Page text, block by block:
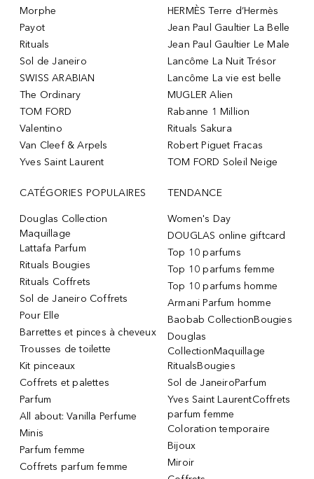
Morphe
Payot
Rituals
Sol de Janeiro
SWISS ARABIAN
The Ordinary
TOM FORD
Valentino
Van Cleef & Arpels
Yves Saint Laurent
HERMÈS Terre d’Hermès
Jean Paul Gaultier La Belle
Jean Paul Gaultier Le Male
Lancôme La Nuit Trésor
Lancôme La vie est belle
MUGLER Alien
Rabanne 1 Million
Rituals Sakura
Robert Piguet Fracas
TOM FORD Soleil Neige
CATÉGORIES POPULAIRES
Douglas Collection
Maquillage
Lattafa Parfum
Rituals Bougies
Rituals Coffrets
Sol de Janeiro Coffrets
Pour Elle
Barrettes et pinces à cheveux
Trousses de toilette
Kit pinceaux
Coffrets et palettes
Parfum
All about: Vanilla Perfume
Minis
Parfum femme
Coffrets parfum femme
TENDANCE
Women's Day
DOUGLAS online giftcard
Top 10 parfums
Top 10 parfums femme
Top 10 parfums homme
Armani Parfum homme
Baobab CollectionBougies
Douglas
CollectionMaquillage
RitualsBougies
Sol de JaneiroParfum
Yves Saint LaurentCoffrets
parfum femme
Coloration temporaire
Bijoux
Miroir